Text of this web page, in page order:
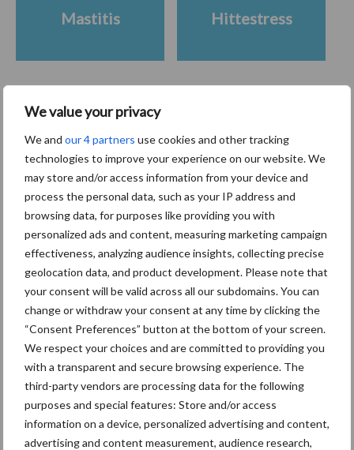
We value your privacy
We and our 4 partners use cookies and other tracking
technologies to improve your experience on our website. We
may store and/or access information from your device and
process the personal data, such as your IP address and
browsing data, for purposes like providing you with
personalized ads and content, measuring marketing campaign
effectiveness, analyzing audience insights, collecting precise
geolocation data, and product development. Please note that
your consent will be valid across all our subdomains. You can
change or withdraw your consent at any time by clicking the
“Consent Preferences” button at the bottom of your screen.
We respect your choices and are committed to providing you
with a transparent and secure browsing experience. The
third-party vendors are processing data for the following
purposes and special features: Store and/or access
information on a device, personalized advertising and content,
advertising and content measurement, audience research,
Primaire
Sidebar
Recent nieuws Partner nieuws
7 aug
Grondstoffenmarkt blijft grillig:
droogte en geopolitiek houden
handel in de greep
7 aug
De speenhuid: een vaak
onderschatte risicofactor voor
mastitis
ForFarmers ziet volume en
marktaandeel groeien in krimpende
Nederlandse markt
Mastitis Hittestress
Toon meer